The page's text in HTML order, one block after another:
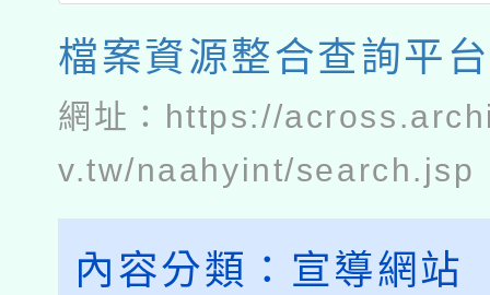
檔案資源整合查詢平台
網址：
https://
v.tw/naahyint/search.jsp
內容分類： 宣導網站